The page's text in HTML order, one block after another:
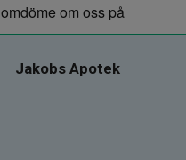
Jakobs Apotek